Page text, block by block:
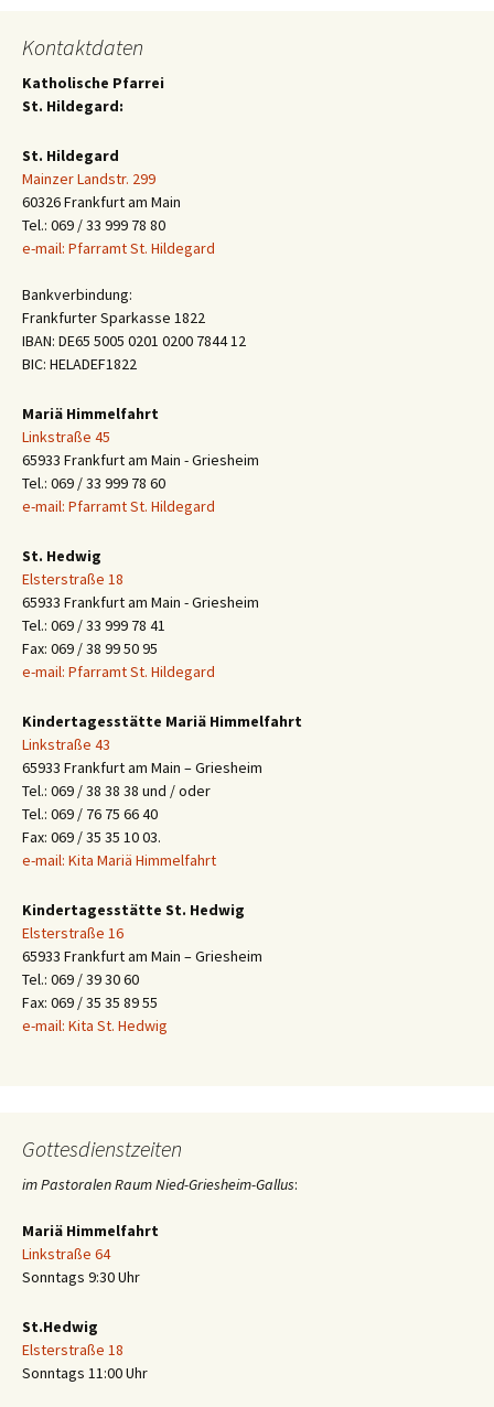
Kontaktdaten
Katholische Pfarrei
St. Hildegard:
St. Hildegard
Mainzer Landstr. 299
60326 Frankfurt am Main
Tel.: 069 / 33 999 78 80
e-mail: Pfarramt St. Hildegard
Bankverbindung:
Frankfurter Sparkasse 1822
IBAN: DE65 5005 0201 0200 7844 12
BIC: HELADEF1822
Mariä Himmelfahrt
Linkstraße 45
65933 Frankfurt am Main - Griesheim
Tel.: 069 / 33 999 78 60
e-mail: Pfarramt St. Hildegard
St. Hedwig
Elsterstraße 18
65933 Frankfurt am Main - Griesheim
Tel.: 069 / 33 999 78 41
Fax: 069 / 38 99 50 95
e-mail: Pfarramt St. Hildegard
Kindertagesstätte Mariä Himmelfahrt
Linkstraße 43
65933 Frankfurt am Main – Griesheim
Tel.: 069 / 38 38 38 und / oder
Tel.: 069 / 76 75 66 40
Fax: 069 / 35 35 10 03.
e-mail: Kita Mariä Himmelfahrt
Kindertagesstätte St. Hedwig
Elsterstraße 16
65933 Frankfurt am Main – Griesheim
Tel.: 069 / 39 30 60
Fax: 069 / 35 35 89 55
e-mail: Kita St. Hedwig
Gottesdienstzeiten
im Pastoralen Raum Nied-Griesheim-Gallus:
Mariä Himmelfahrt
Linkstraße 64
Sonntags 9:30 Uhr
St.Hedwig
Elsterstraße 18
Sonntags 11:00 Uhr